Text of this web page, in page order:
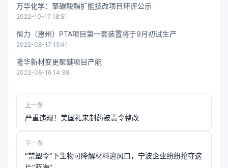
万华化学：聚碳酸酯扩能技改项目环评公示
2022-10-17 18:51
恒力（惠州）PTA项目第一套装置将于9月初试生产
2022-08-17 15:41
​隆华新材变更聚醚项目产能
2022-08-16 14:38
上一条
严重违规！美国礼来制药被责令整改
下一条
“禁塑令”下生物可降解材料迎风口，宁波企业纷纷抢夺这